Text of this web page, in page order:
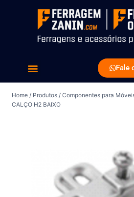
Fale
Home / Produtos / Componentes para
CALÇO H2 BAIXO